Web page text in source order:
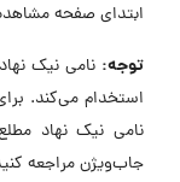
ابتدای صفحه
توجه:
استخدام می‌کند.
نامی نیک نهاد
جاب‌ویژن مراجعه